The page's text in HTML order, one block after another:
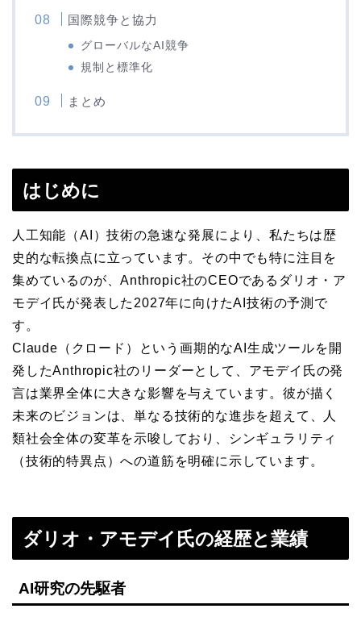
国際競争と協力
グローバルなAI競争
規制と標準化
まとめ
はじめに
人工知能（AI）技術の急速な発展により、私たちは歴
史的な転換点に立っています。その中でも特に注目を
集めているのが、Anthropic社のCEOであるダリオ・ア
モデイ氏が発表した2027年に向けたAI技術の予測で
す。
Claude（クロード）という画期的なAI生成ツールを開
発したAnthropic社のリーダーとして、アモデイ氏の発
言は業界全体に大きな影響を与えています。彼が描く
未来のビジョンは、単なる技術的な進歩を超えて、人
類社会全体の変革を示唆しており、シンギュラリティ
（技術的特異点）への道筋を明確に示しています。
ダリオ・アモデイ氏の経歴と業績
AI研究の先駆者